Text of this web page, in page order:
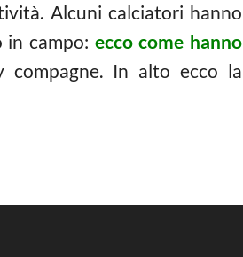
Alcuni calciatori hanno
in campo: ecco come hanno
compagne. In alto ecco la